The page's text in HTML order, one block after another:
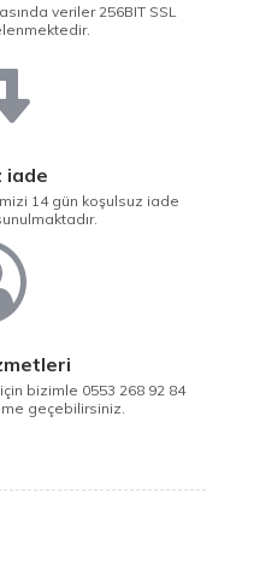
veriler 256BIT SSL
iade
14 gün koşulsuz iade
bizimle 0553 268 92 84
geçebilirsiniz.